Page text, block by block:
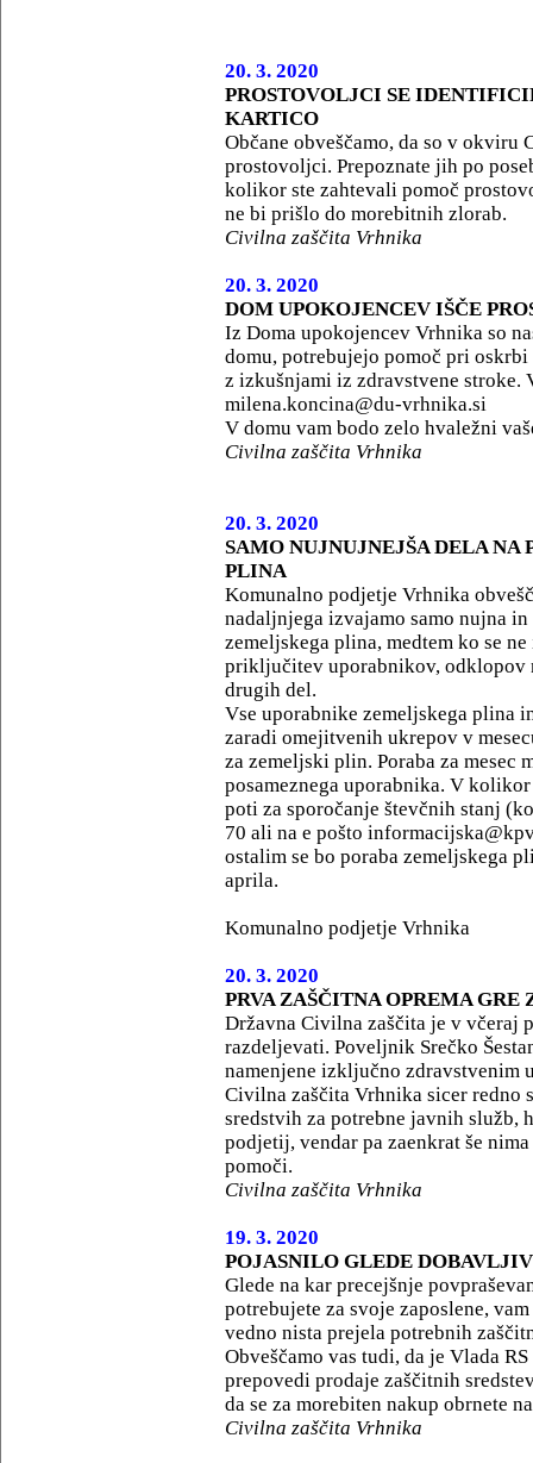
20. 3. 2020
PROSTOVOLJCI SE
KARTICO
Občane obveščamo, da so v
prostovoljci. Prepoznate jih po
kolikor ste zahtevali pomoč
ne bi prišlo do morebitnih zlorab.
Civilna zaščita Vrhnika
20. 3. 2020
DOM UPOKOJENCEV IŠČE
Iz Doma upokojencev Vrhnika so
domu, potrebujejo pomoč pri
z izkušnjami iz zdravstvene stroke.
milena.koncina@du-vrhnika.si
V domu vam bodo zelo hvaležni
Civilna zaščita Vrhnika
20. 3. 2020
SAMO NUJNUJNEJŠA DELA
PLINA
Komunalno podjetje Vrhnika
nadaljnjega izvajamo samo nujna
zemeljskega plina, medtem ko se
priključitev uporabnikov, odklopov
drugih del.
Vse uporabnike zemeljskega plina
zaradi omejitvenih ukrepov v
za zemeljski plin. Poraba za mesec
posameznega uporabnika. V
poti za sporočanje števčnih stanj
70 ali na e pošto
ostalim se bo poraba zemeljskega
aprila.
Komunalno podjetje Vrhnika
20. 3. 2020
PRVA ZAŠČITNA OPREMA
Državna Civilna zaščita je v včeraj
razdeljevati. Poveljnik Srečko
namenjene izključno zdravstvenim
Civilna zaščita Vrhnika sicer redno
sredstvih za potrebne javnih služb,
podjetij, vendar pa zaenkrat še
pomoči.
Civilna zaščita Vrhnika
19. 3. 2020
POJASNILO GLEDE
Glede na kar precejšnje
potrebujete za svoje zaposlene,
vedno nista prejela potrebnih
Obveščamo vas tudi, da je Vlada
prepovedi prodaje zaščitnih
da se za morebiten nakup obrnete
Civilna zaščita Vrhnika